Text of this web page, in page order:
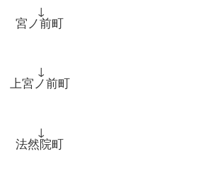
↓
宮ノ前町
↓
上宮ノ前町
↓
法然院町